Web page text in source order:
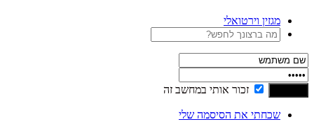
מגזין וירטואלי
זכור אותי במחשב זה
שכחתי את הסיסמה שלי